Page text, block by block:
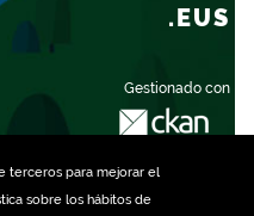
terceros para mejorar el
sobre los hábitos de
Gestionado con
.EUS